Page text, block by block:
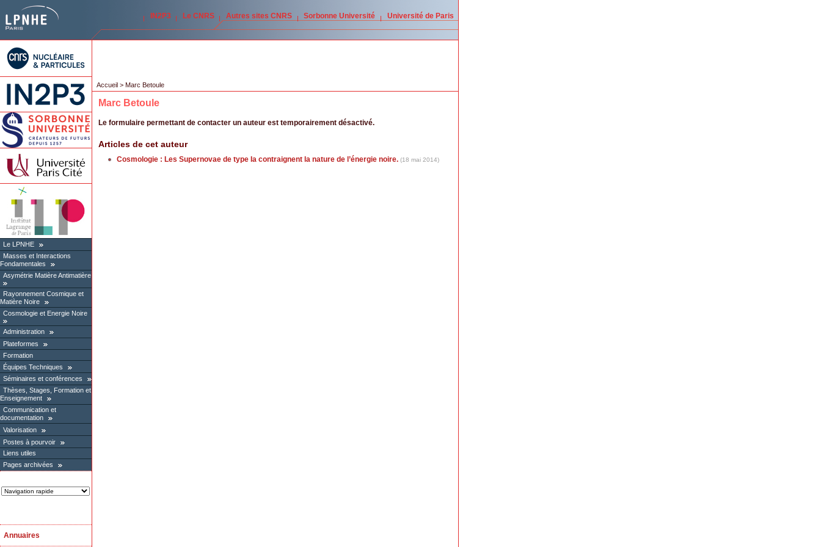
IN2P3 Le CNRS Autres sites CNRS Sorbonne Université Université de Paris
Le LPNHE
Masses et Interactions
Fondamentales
Asymétrie Matière Antimatière
Rayonnement Cosmique et
Matière Noire
Cosmologie et Energie Noire
Administration
Plateformes
Formation
Équipes Techniques
Séminaires et conférences
Thèses, Stages, Formation et
Enseignement
Communication et
documentation
Valorisation
Postes à pourvoir
Liens utiles
Pages archivées
Annuaires
Accueil > Marc Betoule
Marc Betoule
Le formulaire permettant de contacter un auteur est temporairement désactivé.
Articles de cet auteur
Cosmologie : Les Supernovae de type Ia contraignent la nature de l’énergie noire. (18 mai 2014)